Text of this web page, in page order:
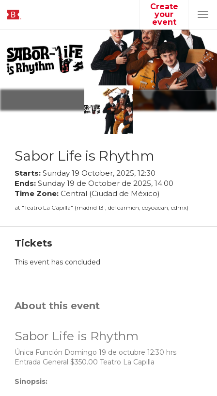
Create
your
event
Sabor Life is Rhythm
Starts: Sunday 19 October, 2025, 12:30
Ends: Sunday 19 de October de 2025, 14:00
Time Zone: Central (Ciudad de México)
at "Teatro La Capilla" (madrid 13 , del carmen, coyoacan, cdmx)
Tickets
This event has concluded
About this event
Sabor Life is Rhythm
Única Función Domingo 19 de octubre 12:30 hrs
Entrada General $350.00 Teatro La Capilla
Sinopsis: